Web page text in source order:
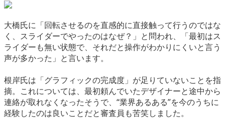
大橋氏に「回転させるのを直感的に直接触って行うのではな
く、スライダーでやったのはなぜ？」と問われ、「最初はス
ライダーも無い状態で、それだと操作がわかりにくいと言う
声が多かった」と言います。
根岸氏は「グラフィックの完成度」が足りていないことを指
摘。これについては、最初頼んでいたデザイナーと途中から
連絡が取れなくなったそうで、“業界あるある”を今のうちに
経験したのは良いことだと審査員も苦笑しました。